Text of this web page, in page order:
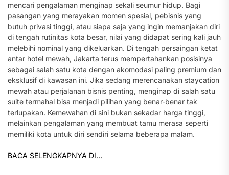
mencari pengalaman menginap sekali seumur hidup. Bagi
pasangan yang merayakan momen spesial, pebisnis yang
butuh privasi tinggi, atau siapa saja yang ingin memanjakan diri
di tengah rutinitas kota besar, nilai yang didapat sering kali jauh
melebihi nominal yang dikeluarkan. Di tengah persaingan ketat
antar hotel mewah, Jakarta terus mempertahankan posisinya
sebagai salah satu kota dengan akomodasi paling premium dan
eksklusif di kawasan ini. Jika sedang merencanakan staycation
mewah atau perjalanan bisnis penting, menginap di salah satu
suite termahal bisa menjadi pilihan yang benar-benar tak
terlupakan. Kemewahan di sini bukan sekadar harga tinggi,
melainkan pengalaman yang membuat tamu merasa seperti
memiliki kota untuk diri sendiri selama beberapa malam.
BACA SELENGKAPNYA DI…